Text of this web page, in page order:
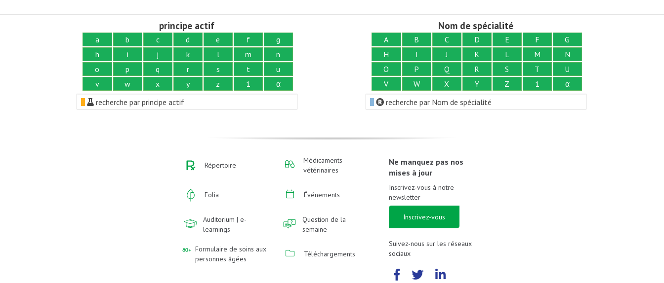
principe actif
a b c d e f
g
h
i j k l m
n
o
p q r s t
u
v
w x y z 1
α
recherche par principe actif
Nom de spécialité
A B C D E F
G
H
I J K L M
N
O
P Q R S T
U
V
W X Y Z 1
α
recherche par Nom de spécialité
Répertoire
Folia
Auditorium | e-
learnings
Formulaire de soins aux
personnes âgées
Médicaments
vétérinaires
Événements
Question de la
semaine
Téléchargements
Ne manquez pas nos
mises à jour
Inscrivez-vous à notre
newsletter
Inscrivez-vous
Suivez-nous sur les réseaux
sociaux